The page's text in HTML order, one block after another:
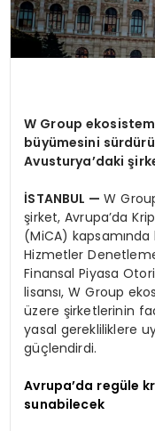
W Group
büyümesini
Avusturya’daki
İSTANBUL —W
şirket, Avrupa’da
(MiCA) kapsamında
Hizmetler
Finansal Piyasa
lisansı, W Group
üzere şirketlerinin
yasal gerekliliklere
güçlendirdi.
Avrupa’da regüle
sunabilecek